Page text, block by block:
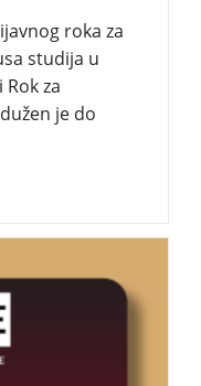
roka za
studija u
za
je do